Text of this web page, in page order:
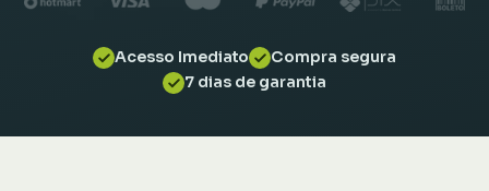
Acesso Imediato
Compra segura
7 dias de garantia